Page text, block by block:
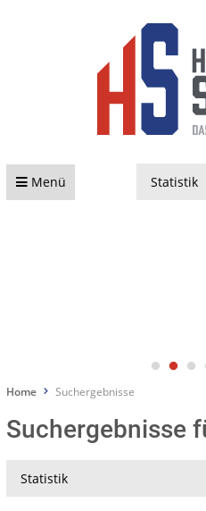
Menü
Home Suchergebnisse
Suchergebnisse